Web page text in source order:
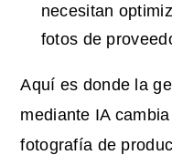
necesitan
fotos de
Aquí es donde la
mediante IA
fotografía de